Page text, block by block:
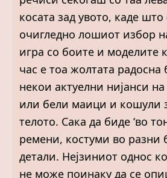
косата зад увото, каде
очигледно лошиот избор
игра со боите и моделите
час е тоа жолтата радосна
некои актуелни нијанси
или бели маици и кошули
телото. Сака да биде ‘во
ремени, костуми во разни
детали. Нејзиниот однос
не може поинаку да се